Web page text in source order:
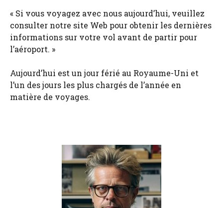
« Si vous voyagez avec nous aujourd’hui, veuillez
consulter notre site Web pour obtenir les dernières
informations sur votre vol avant de partir pour
l’aéroport. »
Aujourd’hui est un jour férié au Royaume-Uni et
l’un des jours les plus chargés de l’année en
matière de voyages.